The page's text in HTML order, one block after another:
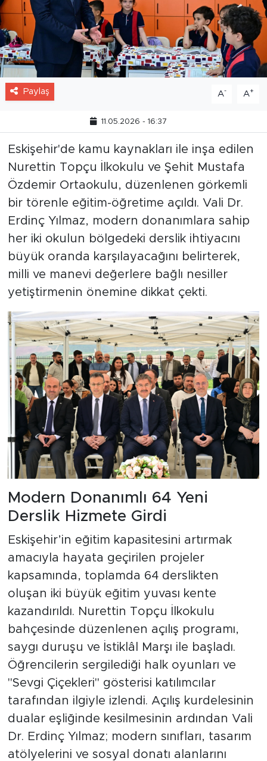
Paylaş A- A+
11.05.2026 - 16:37
Eskişehir'de kamu kaynakları ile inşa edilen
Nurettin Topçu İlkokulu ve Şehit Mustafa
Özdemir Ortaokulu, düzenlenen görkemli
bir törenle eğitim-öğretime açıldı. Vali Dr.
Erdinç Yılmaz, modern donanımlara sahip
her iki okulun bölgedeki derslik ihtiyacını
büyük oranda karşılayacağını belirterek,
milli ve manevi değerlere bağlı nesiller
yetiştirmenin önemine dikkat çekti.
Modern Donanımlı 64 Yeni
Derslik Hizmete Girdi
Eskişehir’in eğitim kapasitesini artırmak
amacıyla hayata geçirilen projeler
kapsamında, toplamda 64 derslikten
oluşan iki büyük eğitim yuvası kente
kazandırıldı. Nurettin Topçu İlkokulu
bahçesinde düzenlenen açılış programı,
saygı duruşu ve İstiklâl Marşı ile başladı.
Öğrencilerin sergilediği halk oyunları ve
"Sevgi Çiçekleri" gösterisi katılımcılar
tarafından ilgiyle izlendi. Açılış kurdelesinin
dualar eşliğinde kesilmesinin ardından Vali
Dr. Erdinç Yılmaz; modern sınıfları, tasarım
atölyelerini ve sosyal donatı alanlarını